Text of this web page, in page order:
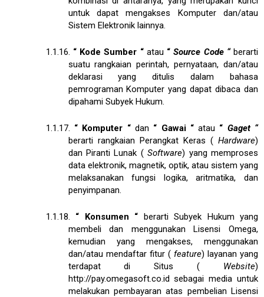
untuk dapat mengakses Komputer dan/atau
Sistem Elektronik lainnya.
1.1.16. “ Kode Sumber “ atau “ Source Code “ berarti
suatu rangkaian perintah, pernyataan, dan/atau
deklarasi yang ditulis dalam bahasa
pemrograman Komputer yang dapat dibaca dan
dipahami Subyek Hukum.
1.1.17. “ Komputer “ dan “ Gawai “ atau “ Gaget “
berarti rangkaian Perangkat Keras ( Hardware)
dan Piranti Lunak (Software) yang memproses
data elektronik, magnetik, optik, atau sistem yang
melaksanakan fungsi logika, aritmatika, dan
penyimpanan.
1.1.18. “ Konsumen “ berarti Subyek Hukum yang
membeli dan menggunakan Lisensi Omega,
kemudian yang mengakses, menggunakan
dan/atau mendaftar fitur ( feature) layanan yang
terdapat di Situs ( Website)
http://pay.omegasoft.co.id sebagai media untuk
melakukan pembayaran atas pembelian Lisensi